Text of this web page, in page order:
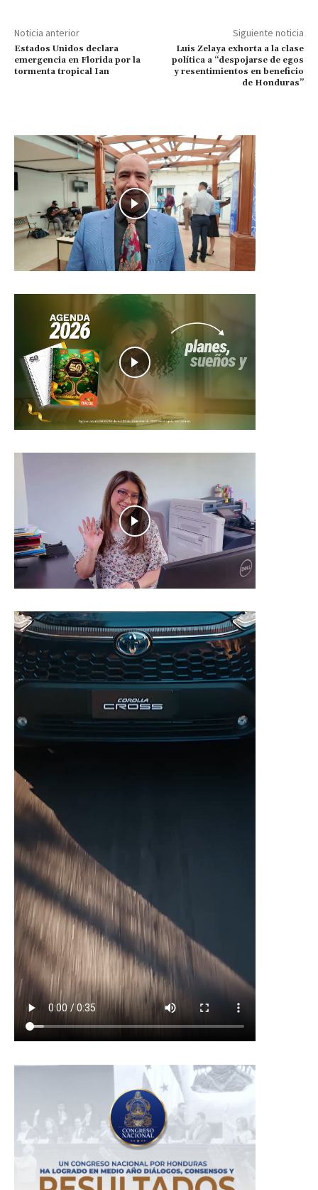
Noticia anterior
Estados Unidos declara
emergencia en Florida por la
tormenta tropical Ian
Siguiente noticia
Luis Zelaya exhorta a la clase
política a “despojarse de egos
y resentimientos en beneficio
de Honduras”